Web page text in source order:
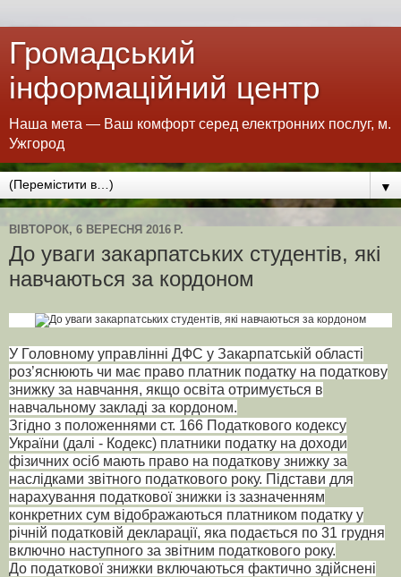
Громадський
інформаційний центр
Наша мета — Ваш комфорт серед електронних послуг, м.
Ужгород
▼
ВІВТОРОК, 6 ВЕРЕСНЯ 2016 Р.
До уваги закарпатських студентів, які
навчаються за кордоном
У Головному управлінні ДФС у Закарпатській області
роз’яснюють чи має право платник податку на податкову
знижку за навчання, якщо освіта отримується в
навчальному закладі за кордоном.
Згідно з положеннями ст. 166 Податкового кодексу
України (далі - Кодекс) платники податку на доходи
фізичних осіб мають право на податкову знижку за
наслідками звітного податкового року. Підстави для
нарахування податкової знижки із зазначенням
конкретних сум відображаються платником податку у
річній податковій декларації, яка подається по 31 грудня
включно наступного за звітним податкового року.
До податкової знижки включаються фактично здійснені